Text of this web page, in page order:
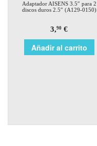
Adaptador AISENS 3.5″ para 2
discos duros 2.5″ (A129-0150)
3,90 €
Añadir al carrito